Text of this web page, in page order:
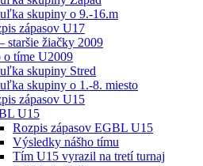
skupiny o 9.-16.m
zápasov U17
staršie žiačky 2009
o tíme U2009
skupiny Stred
skupiny o 1.-8. miesto
zápasov U15
U15
Rozpis zápasov EGBL U15
Výsledky nášho tímu
Tím U15 vyrazil na tretí turnaj